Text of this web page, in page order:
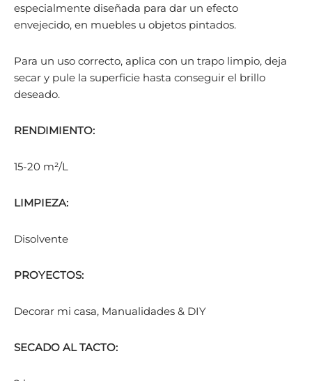
especialmente diseñada para dar un efecto
envejecido, en muebles u objetos pintados.
Para un uso correcto, aplica con un trapo limpio, deja
secar y pule la superficie hasta conseguir el brillo
deseado.
RENDIMIENTO:
15-20 m²/L
LIMPIEZA:
Disolvente
PROYECTOS:
Decorar mi casa, Manualidades & DIY
SECADO AL TACTO: